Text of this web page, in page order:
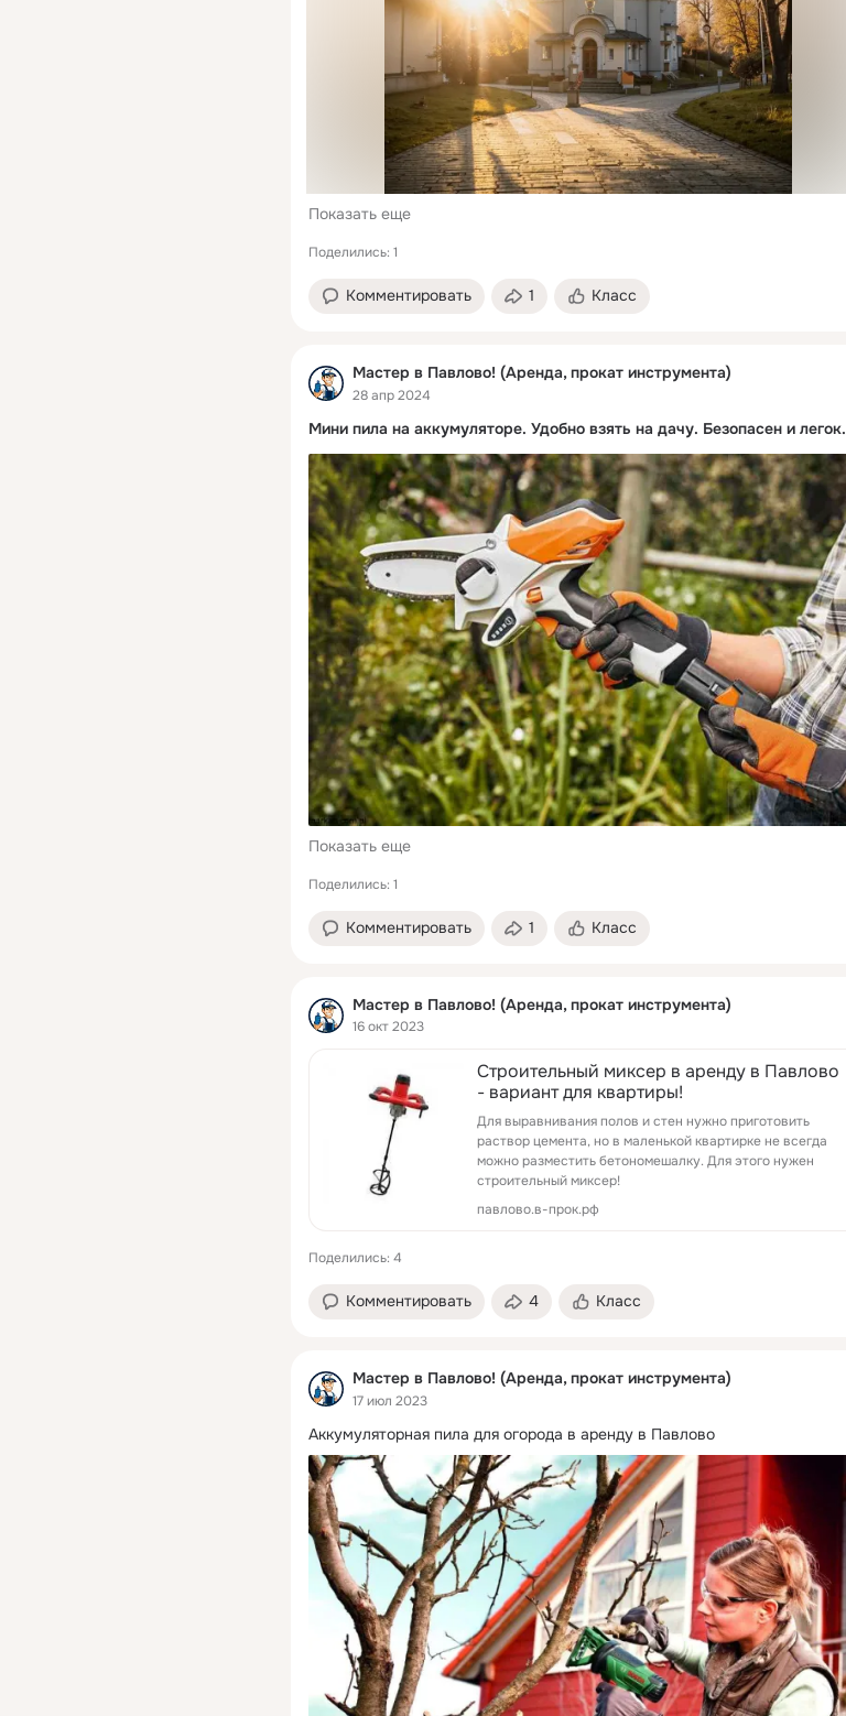
Показать еще
Поделились: 1
Комментировать 1 Класс
Мастер в Павлово! (Аренда, прокат инструмента)
28 апр 2024
Мини пила на аккумуляторе. Удобно взять на дачу. Безопасен и легок.
Показать еще
Поделились: 1
Комментировать 1 Класс
Мастер в Павлово! (Аренда, прокат инструмента)
16 окт 2023
Строительный миксер в аренду в Павлово
- вариант для квартиры!
Для выравнивания полов и стен нужно приготовить
раствор цемента, но в маленькой квартирке не всегда
можно разместить бетономешалку. Для этого нужен
строительный миксер!
павлово.в-прок.рф
Поделились: 4
Комментировать 4 Класс
Мастер в Павлово! (Аренда, прокат инструмента)
17 июл 2023
Аккумуляторная пила для огорода в аренду в Павлово